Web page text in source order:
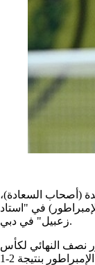
(أصحاب السعادة)،
في "استاد
زعبيل" في دبي.
نصف النهائي لكأس